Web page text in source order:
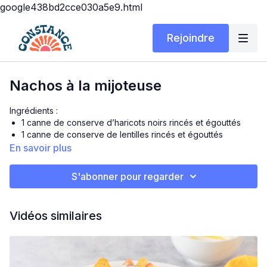
google438bd2cce030a5e9.html
Rejoindre
Nachos à la mijoteuse
Ingrédients :
1 canne de conserve d’haricots noirs rincés et égouttés
1 canne de conserve de lentilles rincés et égouttés
½ canne de tomates broyées
2 poivrons colorés en dés
⅔ tasse de fromage au choix (feta, cheddar ou autre)
En savoir plus
S'abonner pour regarder
Vidéos similaires